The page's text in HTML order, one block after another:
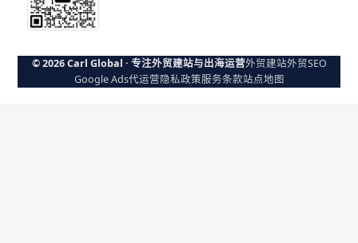
© 2026 Carl Global · 专注外贸建站与出海运营外贸建站外贸SEO
Google Ads代运营隐私政策服务条款站点地图